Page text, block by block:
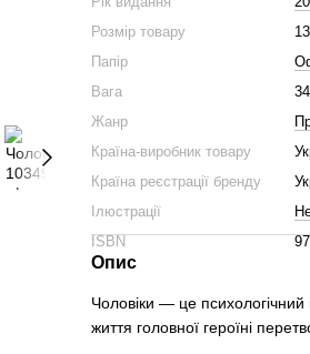
Розмір товару
Папір
Вага
Жанр
Країна-виробник товару
Країна реєстрації бренду
Ілюстрації
ISBN
Опис
Чоловіки — це психологічний
життя головної героїні